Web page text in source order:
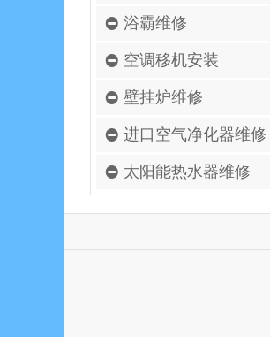
浴霸维修
空调移机安装
壁挂炉维修
进口空气净化器维修
太阳能热水器维修